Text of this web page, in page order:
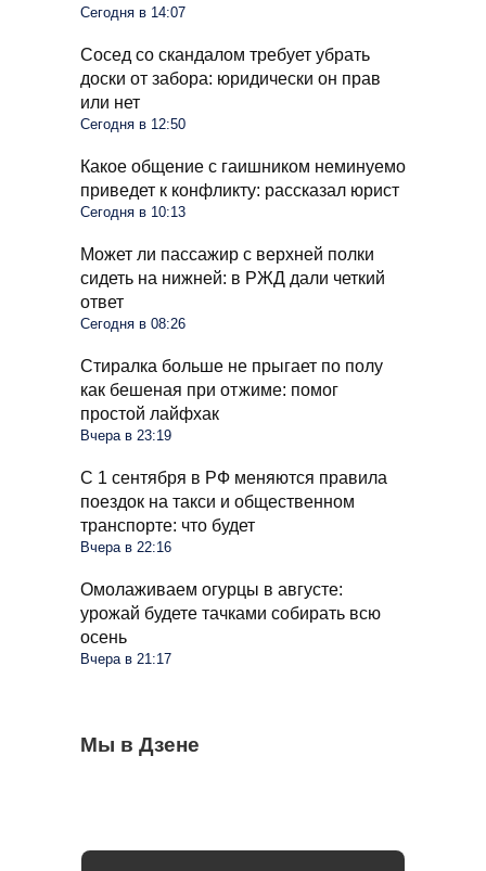
Сегодня в 14:07
Сосед со скандалом требует убрать
доски от забора: юридически он прав
или нет
Сегодня в 12:50
Какое общение с гаишником неминуемо
приведет к конфликту: рассказал юрист
Сегодня в 10:13
Может ли пассажир с верхней полки
сидеть на нижней: в РЖД дали четкий
ответ
Сегодня в 08:26
Стиралка больше не прыгает по полу
как бешеная при отжиме: помог
простой лайфхак
Вчера в 23:19
С 1 сентября в РФ меняются правила
поездок на такси и общественном
транспорте: что будет
Вчера в 22:16
Омолаживаем огурцы в августе:
урожай будете тачками собирать всю
осень
Вчера в 21:17
Мы в Дзене
Бывший продавец выдала уловки
«Магнита» и «Пятерочки»: сети всегда
Семьи в России получат до 200 тысяч
С 1 сентября россиян будут сажать и